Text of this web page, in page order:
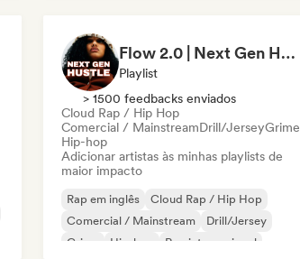
Rap/Trap Italiano
Flow 2.0 | Next Gen Hustle
Playlist
> 1500 feedbacks enviados
Cloud Rap / Hip Hop
Comercial / MainstreamDrill/JerseyGrime
Hip-hop
Adicionar artistas às minhas playlists de
maior impacto
Rap em inglês
Cloud Rap / Hip Hop
Comercial / Mainstream
Drill/Jersey
Grime
Hip-hop
Rap internacional